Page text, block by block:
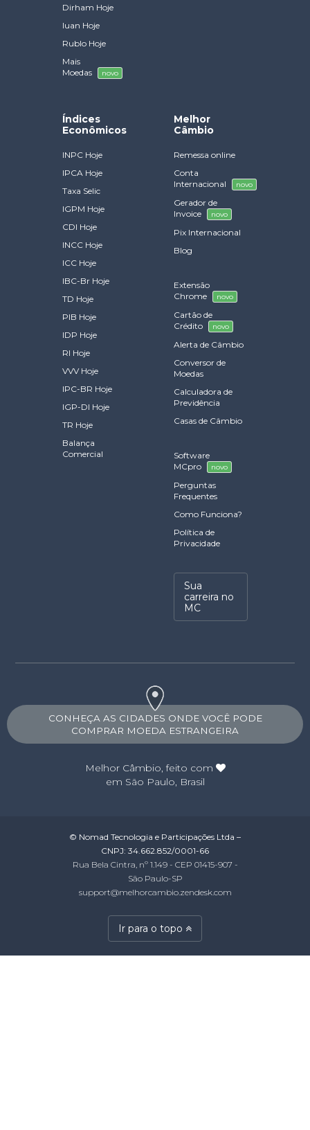
Dirham Hoje
Iuan Hoje
Rublo Hoje
Mais
Moedas
novo
Índices
Econômicos
INPC Hoje
IPCA Hoje
Taxa Selic
IGPM Hoje
CDI Hoje
INCC Hoje
ICC Hoje
IBC-Br Hoje
TD Hoje
PIB Hoje
IDP Hoje
RI Hoje
VVV Hoje
IPC-BR Hoje
IGP-DI Hoje
TR Hoje
Balança
Comercial
Melhor
Câmbio
Remessa online
Conta
Internacional
novo
Gerador de
Invoice
novo
Pix Internacional
Blog
Extensão
Chrome
novo
Cartão de
Crédito
novo
Alerta de Câmbio
Conversor de
Moedas
Calculadora de
Previdência
Casas de Câmbio
Software
MCpro
novo
Perguntas
Frequentes
Como Funciona?
Política de
Privacidade
Sua
carreira no
MC
CONHEÇA AS CIDADES ONDE VOCÊ PODE
COMPRAR MOEDA ESTRANGEIRA
Melhor Câmbio, feito com
em São Paulo, Brasil
© Nomad Tecnologia e Participações Ltda –
CNPJ: 34.662.852/0001-66
Rua Bela Cintra, nº 1.149 - CEP 01415-907 -
São Paulo-SP
support@melhorcambio.zendesk.com
Ir para o topo